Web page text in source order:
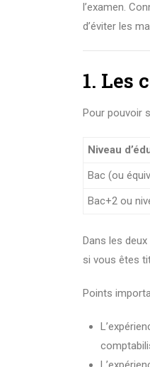
l’examen.
d’éviter les
1. Les
Pour pouvoir
Niveau
Bac (ou
Bac+2 ou
Dans les
si vous êtes
Points